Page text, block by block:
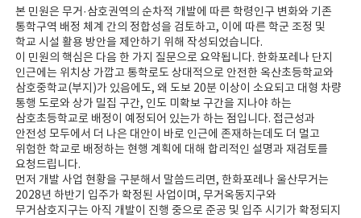
본 민원은 무거·삼호권역의 순차적 개발에 따른 학령인구 변화와 기존
통학구역 배정 체계 간의 정합성을 검토하고, 이에 따른 학군 조정 및
학교 시설 활용 방안을 제안하기 위해 작성되었습니다.
이 민원의 핵심은 다음 한 가지 질문으로 요약됩니다. 한화포레나 단지
인근에는 위치상 가깝고 통학로도 상대적으로 안전한 옥산초등학교와
삼호중학교(부지)가 있음에도, 왜 도보 20분 이상이 소요되고 대형 차량
통행 도로와 상가 밀집 구간, 인도 미확보 구간을 지나야 하는
삼호초등학교로 배정이 예정되어 있는가 하는 점입니다. 접근성과
안전성 모두에서 더 나은 대안이 바로 인근에 존재하는데도 더 멀고
위험한 학교로 배정하는 현행 계획에 대해 합리적인 설명과 재검토를
요청드립니다.
먼저 개발 사업 현황을 구분해서 말씀드리면, 한화포레나 울산무거는
2028년 하반기 입주가 확정된 사업이며, 무거옥동지구와
무거삼호지구는 아직 개발이 진행 중으로 준공 및 입주 시기가 확정되지